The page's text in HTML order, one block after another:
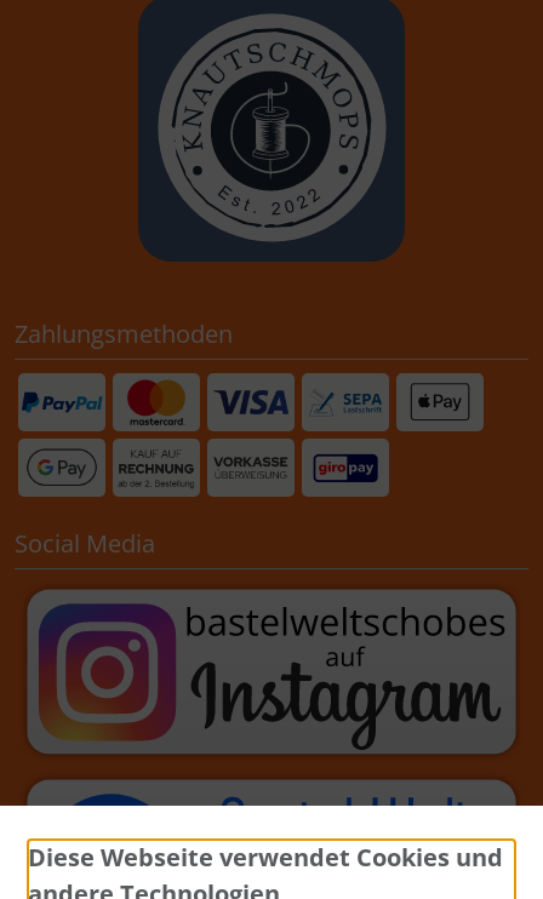
Zahlungsmethoden
Social Media
Diese Webseite verwendet Cookies und